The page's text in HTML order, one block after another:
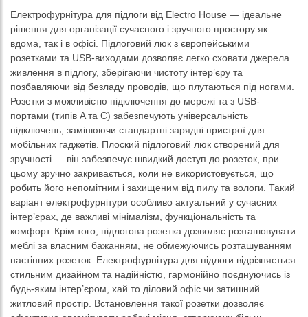
Електрофурнітура для підлоги від Electro House — ідеальне
рішення для організації сучасного і зручного простору як
вдома, так і в офісі. Підлоговий люк з європейськими
розетками та USB-виходами дозволяє легко сховати джерела
живлення в підлогу, зберігаючи чистоту інтер’єру та
позбавляючи від безладу проводів, що плутаються під ногами.
Розетки з можливістю підключення до мережі та з USB-
портами (типів A та C) забезпечують універсальність
підключень, замінюючи стандартні зарядні пристрої для
мобільних гаджетів. Плоский підлоговий люк створений для
зручності — він забезпечує швидкий доступ до розеток, при
цьому зручно закривається, коли не використовується, що
робить його непомітним і захищеним від пилу та вологи. Такий
варіант електрофурнітури особливо актуальний у сучасних
інтер’єрах, де важливі мінімалізм, функціональність та
комфорт. Крім того, підлогова розетка дозволяє розташовувати
меблі за власним бажанням, не обмежуючись розташуванням
настінних розеток. Електрофурнітура для підлоги відрізняється
стильним дизайном та надійністю, гармонійно поєднуючись із
будь-яким інтер’єром, хай то діловий офіс чи затишний
житловий простір. Встановлення такої розетки дозволяє